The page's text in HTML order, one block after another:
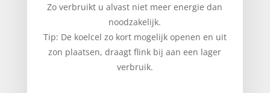
Zo verbruikt u alvast niet meer energie dan
noodzakelijk.
Tip: De koelcel zo kort mogelijk openen en uit
zon plaatsen, draagt flink bij aan een lager
verbruik.